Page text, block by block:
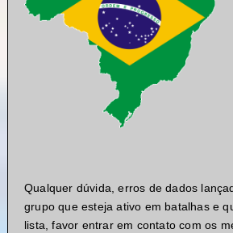
Qualquer dúvida, erros de dados
grupo que esteja ativo em batalhas e
lista, favor entrar em contato com os